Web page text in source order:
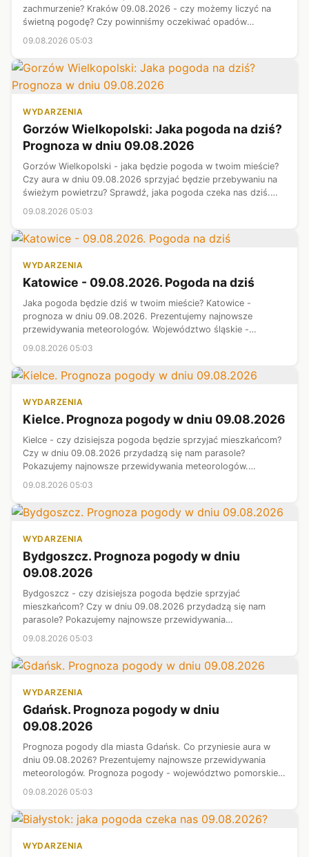
zachmurzenie? Kraków 09.08.2026 - czy możemy liczyć na
świetną pogodę? Czy powinniśmy oczekiwać opadów
09.08.2026 05:03
WYDARZENIA
Gorzów Wielkopolski: Jaka pogoda na dziś?
Prognoza w dniu 09.08.2026
Gorzów Wielkopolski - jaka będzie pogoda w twoim mieście?
Czy aura w dniu 09.08.2026 sprzyjać będzie przebywaniu na
świeżym powietrzu? Sprawdź, jaka pogoda czeka nas dziś.
09.08.2026 05:03
WYDARZENIA
Katowice - 09.08.2026. Pogoda na dziś
Jaka pogoda będzie dziś w twoim mieście? Katowice -
prognoza w dniu 09.08.2026. Prezentujemy najnowsze
przewidywania meteorologów. Województwo śląskie -
09.08.2026 05:03
WYDARZENIA
Kielce. Prognoza pogody w dniu 09.08.2026
Kielce - czy dzisiejsza pogoda będzie sprzyjać mieszkańcom?
Czy w dniu 09.08.2026 przydadzą się nam parasole?
Pokazujemy najnowsze przewidywania meteorologów.
09.08.2026 05:03
WYDARZENIA
Bydgoszcz. Prognoza pogody w dniu
09.08.2026
Bydgoszcz - czy dzisiejsza pogoda będzie sprzyjać
mieszkańcom? Czy w dniu 09.08.2026 przydadzą się nam
parasole? Pokazujemy najnowsze przewidywania
09.08.2026 05:03
WYDARZENIA
Gdańsk. Prognoza pogody w dniu
09.08.2026
Prognoza pogody dla miasta Gdańsk. Co przyniesie aura w
dniu 09.08.2026? Prezentujemy najnowsze przewidywania
meteorologów. Prognoza pogody - województwo pomorskie.
09.08.2026 05:03
WYDARZENIA